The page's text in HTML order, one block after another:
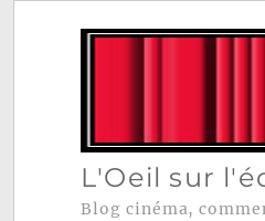
L'Oeil sur
Blog cinéma,